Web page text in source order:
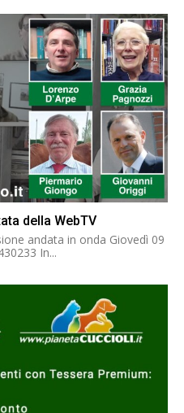
della WebTV
andata in onda Giovedì 09
Luglio https://vimeo.com/1194430233 In...